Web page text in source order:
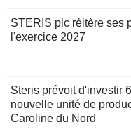
STERIS plc réitère ses
l'exercice 2027
Steris prévoit d'investir
nouvelle unité de
Caroline du Nord